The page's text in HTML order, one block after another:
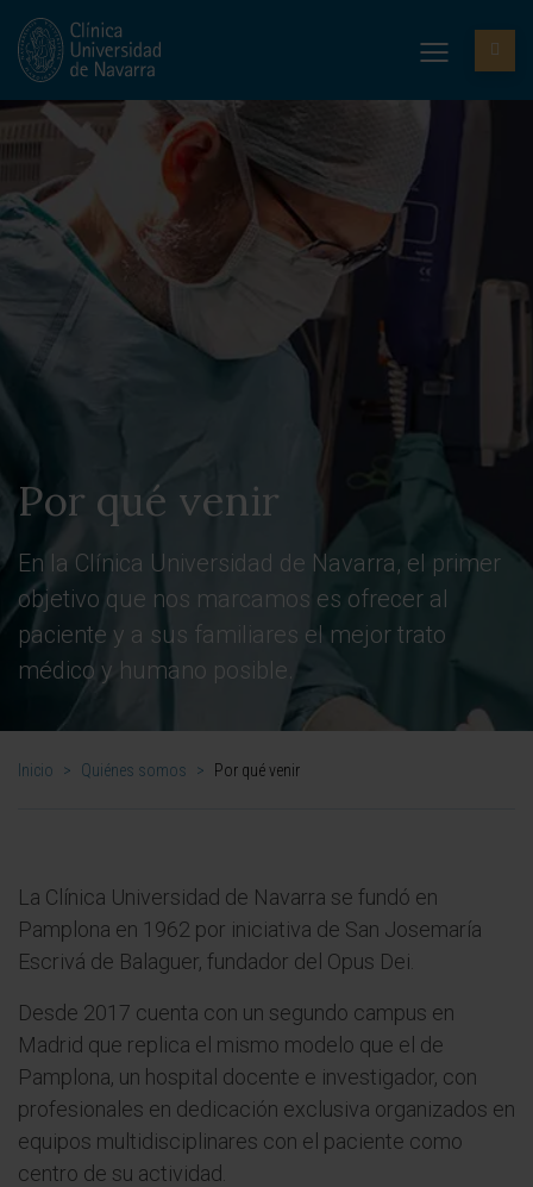
Por qué venir
En la Clínica Universidad de Navarra, el primer
objetivo que nos marcamos es ofrecer al
paciente y a sus familiares el mejor trato
médico y humano posible.
Inicio > Quiénes somos > Por qué venir
La Clínica Universidad de Navarra se fundó en
Pamplona en 1962 por iniciativa de San Josemaría
Escrivá de Balaguer, fundador del Opus Dei.
Desde 2017 cuenta con un segundo campus en
Madrid que replica el mismo modelo que el de
Pamplona, un hospital docente e investigador, con
profesionales en dedicación exclusiva organizados en
equipos multidisciplinares con el paciente como
centro de su actividad.